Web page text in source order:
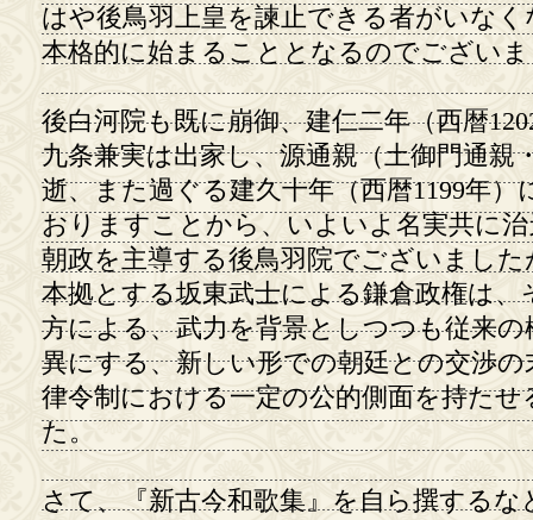
はや後鳥羽上皇を諫止できる者がいな
本格的に始まることとなるのでござい
後白河院も既に崩御、建仁二年（西暦
九条兼実は出家し、源通親（土御門通親
逝、また過ぐる建久十年（西暦1199年
おりますことから、いよいよ名実共に
朝政を主導する後鳥羽院でございまし
本拠とする坂東武士による鎌倉政権は
方による、武力を背景としつつも従来
異にする、新しい形での朝廷との交渉
律令制における一定の公的側面を持た
た。
さて、『新古今和歌集』を自ら撰する